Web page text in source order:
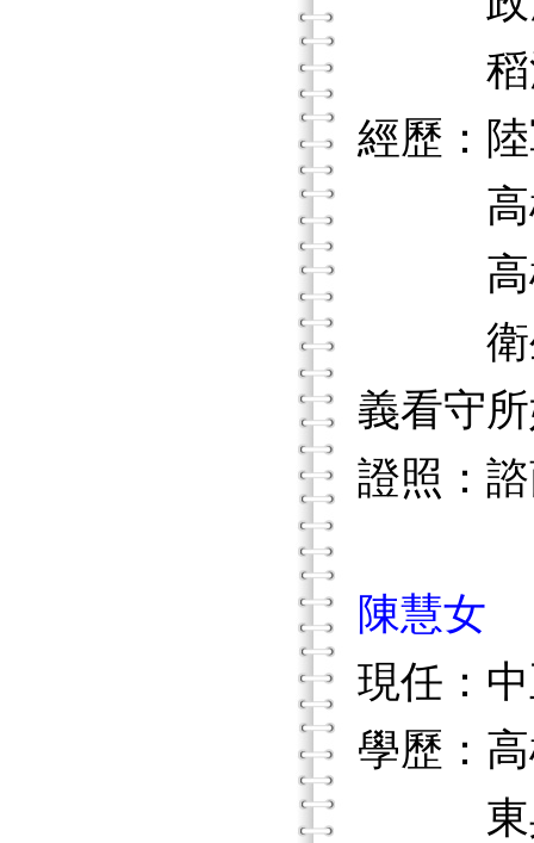
稻江
經歷：
高雄
高雄
衛生福
義看守
證照：
陳慧女
現任：
學歷：
東吳